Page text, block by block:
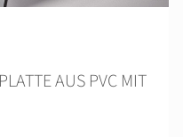
AUS PVC MIT